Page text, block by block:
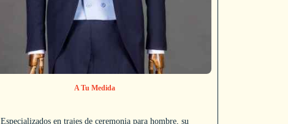
A Tu Medida
Especializados en trajes de ceremonia para hombre, su